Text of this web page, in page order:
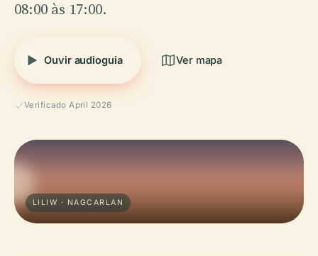
08:00 às 17:00.
Ouvir audioguia Ver mapa
Verificado April 2026
LILIW · NAGCARLAN